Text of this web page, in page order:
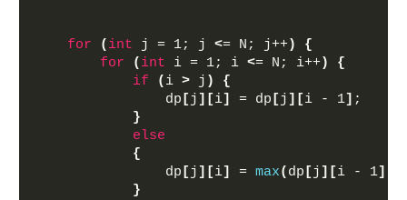
for ( int j = 1; j <= N; j++)
{
for
( int i = 1; i <= N; i++)
{
if
( i > j )
{
                dp
[j ][i] = dp [j ][i - 1] ;
}
else
{
                dp
[j ][i] = max( dp [j ][i - 1]
}